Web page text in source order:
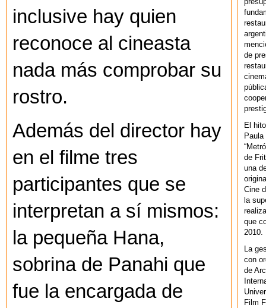
inclusive hay quien
reconoce al cineasta
nada más comprobar su
rostro.
Además del director hay
en el filme tres
participantes que se
interpretan a sí mismos:
la pequeña Hana,
sobrina de Panahi que
fue la encargada de
de
El
de
una
Cine
la
que
2010.
La
con
de
Film